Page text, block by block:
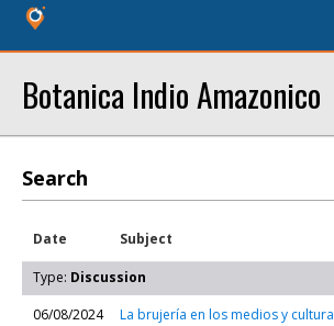
Botanica Indio Amazonico
Search
Date Subject
Type: Discussion
06/08/2024
La brujería en los medios y cultura